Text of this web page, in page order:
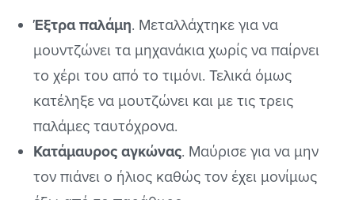
Έξτρα παλάμη. Μεταλλάχτηκε για να
μουντζώνει τα μηχανάκια χωρίς να παίρνει
το χέρι του από το τιμόνι. Τελικά όμως
κατέληξε να μουτζώνει και με τις τρεις
παλάμες ταυτόχρονα.
Κατάμαυρος αγκώνας. Μαύρισε για να μην
τον πιάνει ο ήλιος καθώς τον έχει μονίμως